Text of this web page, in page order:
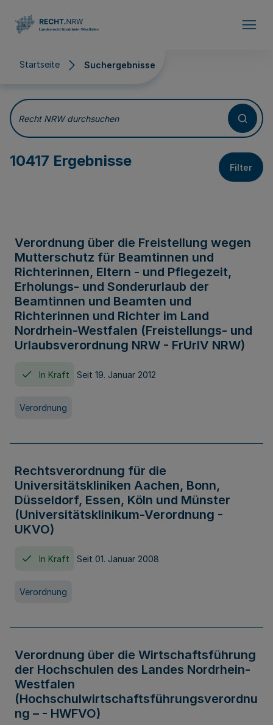
Startseite Suchergebnisse
Suchergebnisse
Recht NRW durchsuchen
10417 Ergebnisse Filter
Verordnung über die Freistellung wegen
Mutterschutz für Beamtinnen und
Richterinnen, Eltern - und Pflegezeit,
Erholungs- und Sonderurlaub der
Beamtinnen und Beamten und
Richterinnen und Richter im Land
Nordrhein-Westfalen (Freistellungs- und
Urlaubsverordnung NRW - FrUrlV NRW)
In Kraft Seit 19. Januar 2012
Verordnung
Rechtsverordnung für die
Universitätskliniken Aachen, Bonn,
Düsseldorf, Essen, Köln und Münster
(Universitätsklinikum-Verordnung -
UKVO)
In Kraft Seit 01. Januar 2008
Verordnung
Verordnung über die Wirtschaftsführung
der Hochschulen des Landes Nordrhein-
Westfalen
(Hochschulwirtschaftsführungsverordnu
ng – - HWFVO)